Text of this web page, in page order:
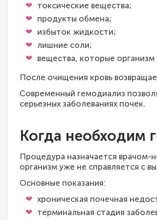
токсические вещества;
продукты обмена;
избыток жидкости;
лишние соли;
вещества, которые
После очищения кровь
Современный гемодиализ
серьезных заболеваниях почек.
Когда необходим
Процедура назначается
организм уже не справляется с
Основные показания:
хроническая почечная
терминальная стадия